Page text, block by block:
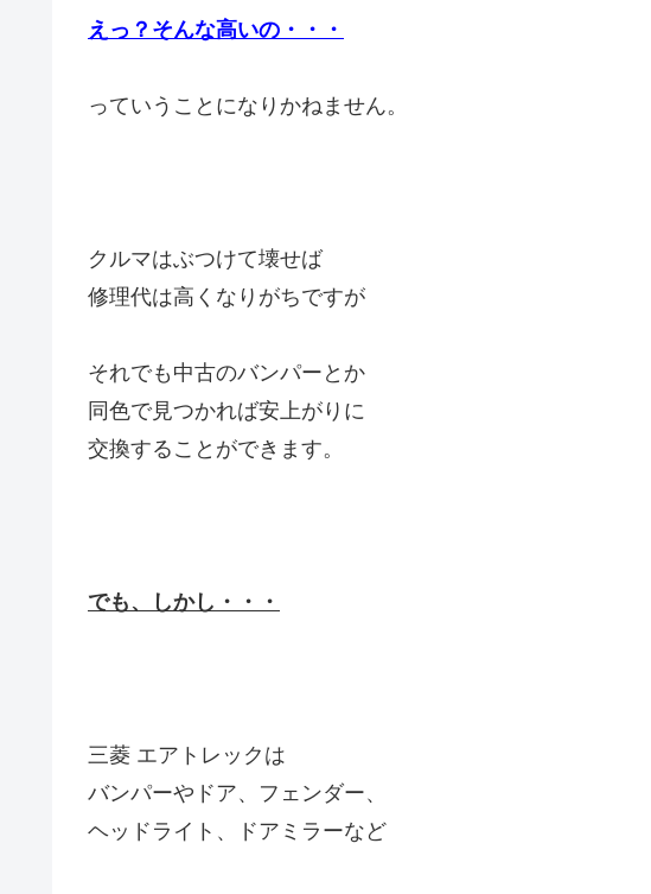
えっ？そんな高いの・・・
っていうことになりかねません。
クルマはぶつけて壊せば
修理代は高くなりがちですが
それでも中古のバンパーとか
同色で見つかれば安上がりに
交換することができます。
でも、しかし・・・
三菱 エアトレックは
バンパーやドア、フェンダー、
ヘッドライト、ドアミラーなど